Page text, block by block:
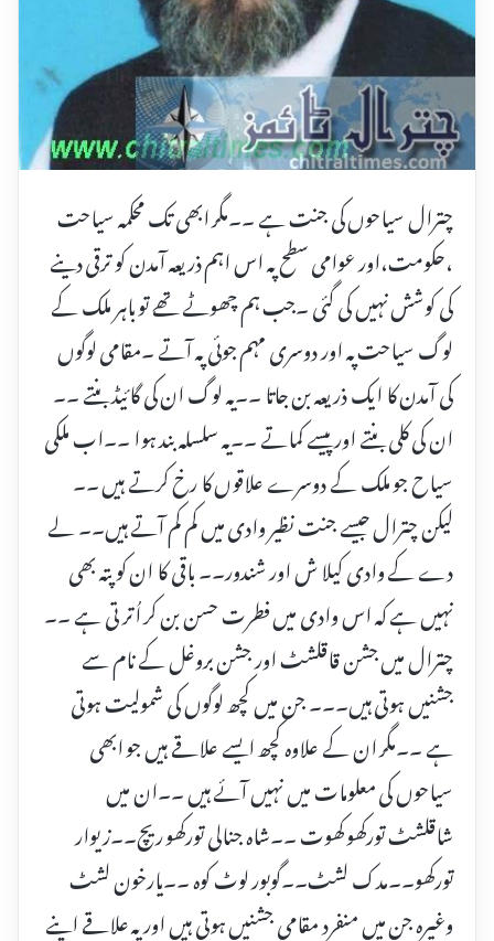
چترال سیاحوں کی جنت ہے ۔۔مگر ابھی تک محکمہ سیاحت
،حکومت،اور عوامی سطح پہ اس اہم ذریعہ آمدن کو ترقی دینے
کی کوشش نہیں کی گئی ۔جب ہم چھوٹے تھے تو باہر ملک کے
لوگ سیاحت پہ اور دوسری مہم جوئی پہ آتے ۔مقامی لوگوں
کی آمدن کا ایک ذریعہ بن جاتا ۔۔یہ لوگ ان کی گائیڈ بنتے ۔۔
ان کی کلی بنتے اور پیسے کماتے ۔۔یہ سلسلہ بند ہوا ۔۔اب ملکی
سیاح جو ملک کے دوسرے علاقوں کا رخ کرتے ہیں ۔۔
لیکن چترال جیسے جنت نظیر وادی میں کم کم آتے ہیں۔۔ لے
دے کے وادی کیلا ش اور شندور۔۔ باقی کا ان کو پتہ بھی
نہیں ہے کہ اس وادی میں فطرت حسن بن کر اُتر تی ہے ۔۔
چترال میں جشن قاقلشٹ اور جشن بروغل کے نام سے
جشنیں ہوتی ہیں۔۔۔ جن میں کچھ لوگوں کی شمولیت ہوتی
ہے ۔۔مگر ان کے علاوہ کچھ ایسے علاقے ہیں جو ابھی
سیاحوں کی معلومات میں نہیں آئے ہیں ۔۔ان میں
شاقلشٹ تورکھو کھوت ۔۔شاہ جنالی تورکھو ریچ۔۔زیوار
تورکھو۔۔مدک لشٹ۔۔گوبور لوٹ کوہ ۔۔یارخون لشٹ
وغیرہ جن میں منفرد مقامی جشنیں ہوتی ہیں اور یہ علاقے اپنے